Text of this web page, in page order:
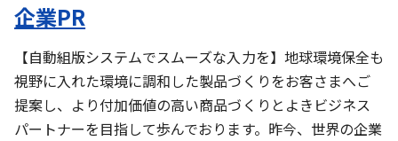
企業PR
【自動組版システムでスムーズな入力を】地球環境保全も
視野に入れた環境に調和した製品づくりをお客さまへご
提案し、より付加価値の高い商品づくりとよきビジネス
パートナーを目指して歩んでおります。昨今、世界の企業